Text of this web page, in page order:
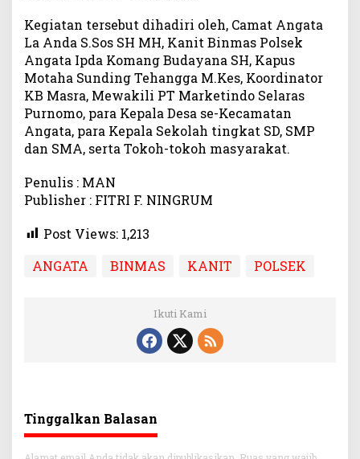
Kegiatan tersebut dihadiri oleh, Camat Angata
La Anda S.Sos SH MH, Kanit Binmas Polsek
Angata Ipda Komang Budayana SH, Kapus
Motaha Sunding Tehangga M.Kes, Koordinator
KB Masra, Mewakili PT Marketindo Selaras
Purnomo, para Kepala Desa se-Kecamatan
Angata, para Kepala Sekolah tingkat SD, SMP
dan SMA, serta Tokoh-tokoh masyarakat.
Penulis : MAN
Publisher : FITRI F. NINGRUM
Post Views: 1,213
ANGATA
BINMAS KANIT POLSEK
Ikuti Kami
Tinggalkan Balasan